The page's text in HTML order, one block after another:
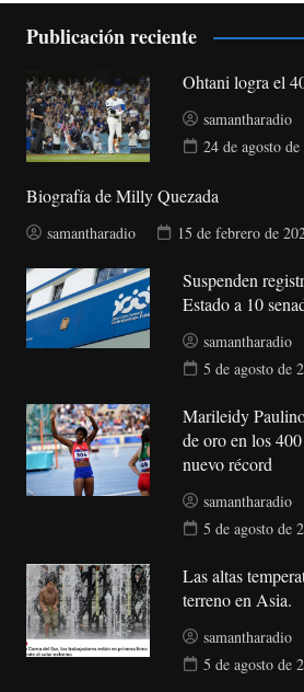
Publicación reciente
Ohtani logra el
samantharadio
24 de agosto
Biografía de Milly Quezada
samantharadio 15 de febrero de
Suspenden
Estado a 10
samantharadio
5 de agosto de
Marileidy
de oro en los
nuevo récord
samantharadio
5 de agosto de
Las altas
terreno en Asia.
samantharadio
5 de agosto de